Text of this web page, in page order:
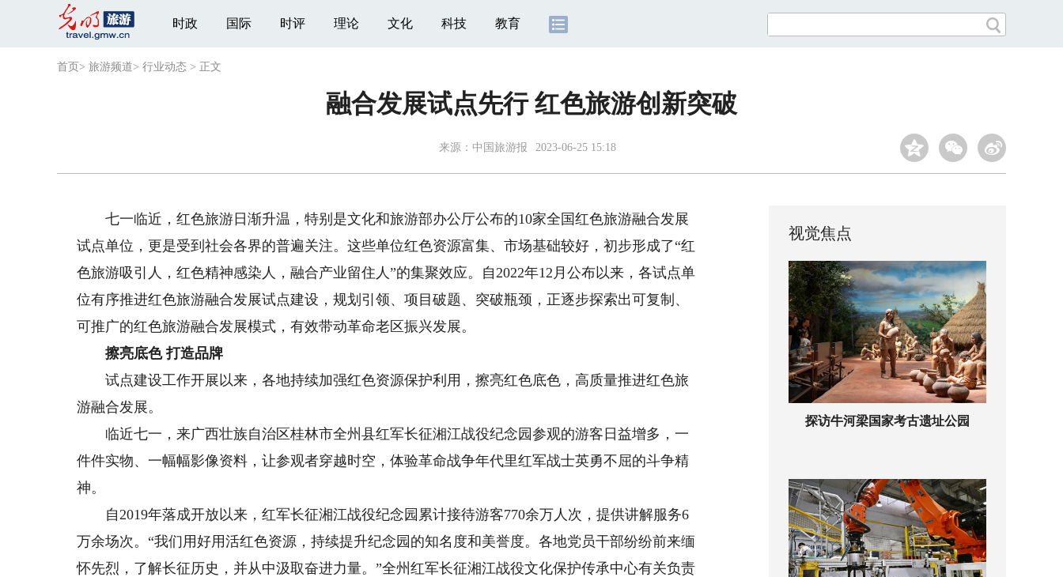
时政 国际 时评 理论 文化 科技 教育
首页 > 旅游频道> 行业动态 > 正文
融合发展试点先行 红色旅游创新突破
来源： 中国旅游报 2023-06-25 15:18
七一临近，红色旅游日渐升温，特别是文化和旅游部办公厅公布的10家全国红色旅游融合发展
试点单位，更是受到社会各界的普遍关注。这些单位红色资源富集、市场基础较好，初步形成了“红
色旅游吸引人，红色精神感染人，融合产业留住人”的集聚效应。自2022年12月公布以来，各试点单
位有序推进红色旅游融合发展试点建设，规划引领、项目破题、突破瓶颈，正逐步探索出可复制、
可推广的红色旅游融合发展模式，有效带动革命老区振兴发展。
擦亮底色 打造品牌
试点建设工作开展以来，各地持续加强红色资源保护利用，擦亮红色底色，高质量推进红色旅
游融合发展。
临近七一，来广西壮族自治区桂林市全州县红军长征湘江战役纪念园参观的游客日益增多，一
件件实物、一幅幅影像资料，让参观者穿越时空，体验革命战争年代里红军战士英勇不屈的斗争精
神。
自2019年落成开放以来，红军长征湘江战役纪念园累计接待游客770余万人次，提供讲解服务6
万余场次。“我们用好用活红色资源，持续提升纪念园的知名度和美誉度。各地党员干部纷纷前来缅
怀先烈，了解长征历史，并从中汲取奋进力量。”全州红军长征湘江战役文化保护传承中心有关负责
视觉焦点
探访牛河梁国家考古遗址公园